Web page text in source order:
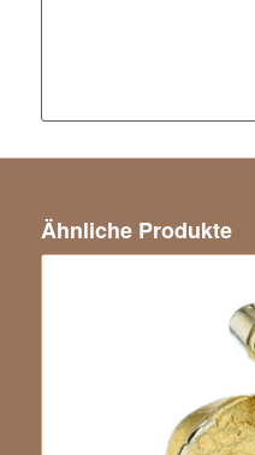
Ähnliche Produkte